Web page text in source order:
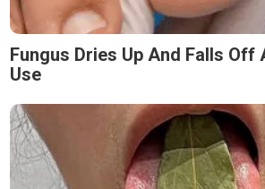
Fungus Dries Up And Falls
Use